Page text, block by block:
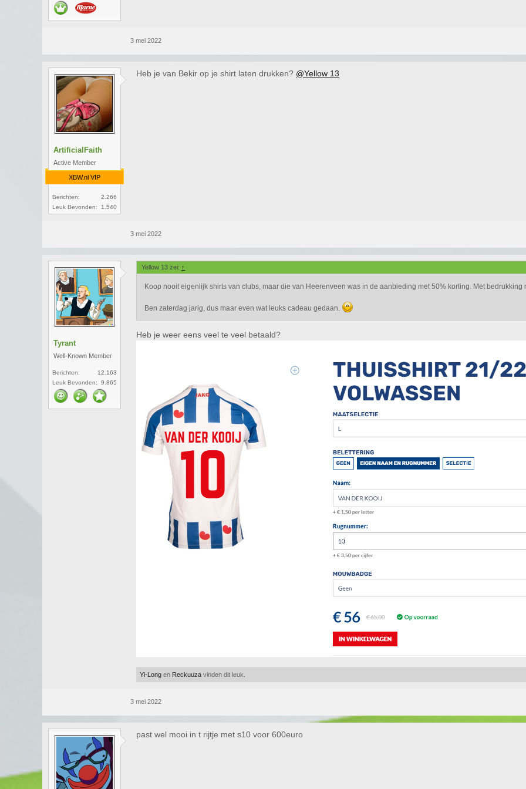
3 mei 2022
ArtificialFaith
Active Member
XBW.nl VIP
Berichten:
2.266
Leuk Bevonden:
1.540
Heb je van Bekir op je shirt laten drukken? @Yellow 13
3 mei 2022
Tyrant
Well-Known Member
Berichten:
12.163
Leuk Bevonden:
9.865
Yellow 13 zei: ↑
Koop nooit eigenlijk shirts van clubs, maar die van Heerenveen was in de aanbieding met 50% korting. Met
Ben zaterdag jarig, dus maar even wat leuks cadeau gedaan.
Heb je weer eens veel te veel betaald?
3 mei 2022
Yi-Long en Reckuuza vinden dit leuk.
past wel mooi in t rijtje met s10 voor 600euro